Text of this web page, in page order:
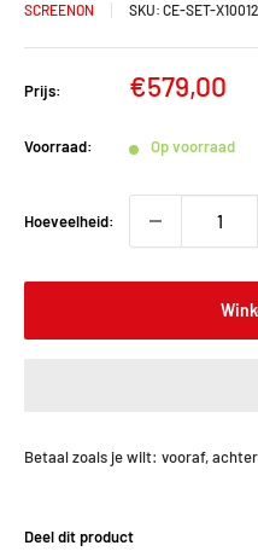
SCREENON SKU: CE-SET-
Prijs: €579,00
Voorraad: Op voorraad
Hoeveelheid:
Betaal zoals je wilt: vooraf,
Deel dit product